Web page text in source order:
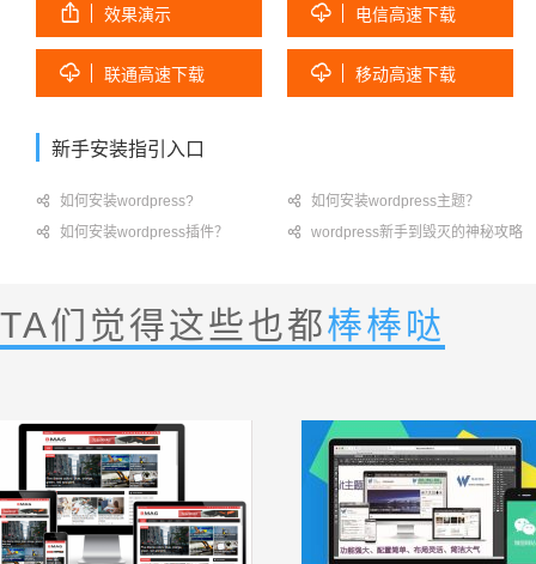
 效果演示  电信高速下载
 联通高速下载  移动高速下载
新手安装指引入口
 如何安装wordpress?  如何安装wordpress主题？
 如何安装wordpress插件？  wordpress新手到毁灭的神秘攻略
TA们觉得这些也都棒棒哒